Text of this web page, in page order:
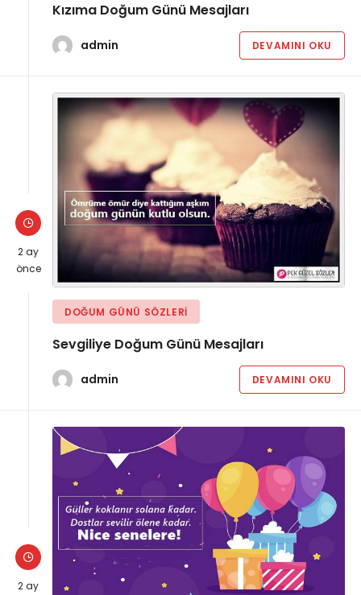
Kızıma Doğum Günü Mesajları
admin DEVAMINI OKU
2 ay
önce
DOĞUM GÜNÜ SÖZLERI
Sevgiliye Doğum Günü Mesajları
admin DEVAMINI OKU
2 ay